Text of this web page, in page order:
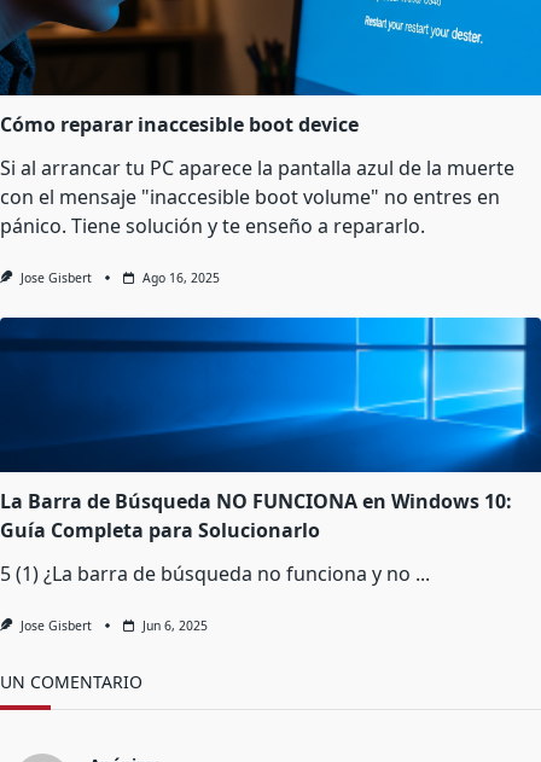
Cómo reparar inaccesible boot device
Si al arrancar tu PC aparece la pantalla azul de la muerte
con el mensaje "inaccesible boot volume" no entres en
pánico. Tiene solución y te enseño a repararlo.
Jose Gisbert Ago 16, 2025
La Barra de Búsqueda NO FUNCIONA en Windows 10:
Guía Completa para Solucionarlo
5 (1) ¿La barra de búsqueda no funciona y no ...
Jose Gisbert Jun 6, 2025
UN COMENTARIO